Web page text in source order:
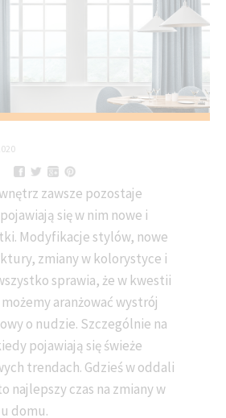
zawsze pozostaje
się w nim nowe i
Modyfikacje stylów, nowe
zmiany w kolorystyce i
sprawia, że w kwestii
aranżować wystrój
o nudzie. Szczególnie na
pojawiają się świeże
trendach. Gdzieś w oddali
najlepszy czas na zmiany w
domu.